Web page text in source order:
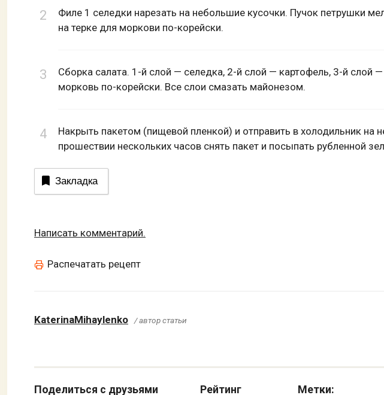
Филе 1 селедки нарезать на небольшие кусочки. Пучок петрушки
на терке для моркови по-корейски.
Сборка салата. 1-й слой — селедка, 2-й слой — картофель, 3-й слой
морковь по-корейски. Все слои смазать майонезом.
Накрыть пакетом (пищевой пленкой) и отправить в холодильник на
прошествии нескольких часов снять пакет и посыпать рубленной
Закладка
Написать комментарий.
Распечатать рецепт
KaterinaMihaylenko / автор статьи
Поделиться с друзьями Рейтинг Метки: